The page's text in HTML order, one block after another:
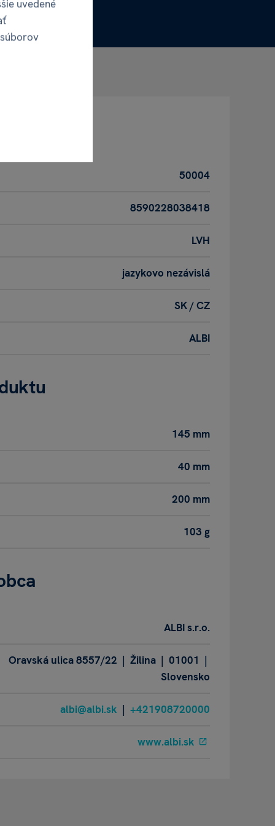
50004
8590228038418
LVH
jazykovo nezávislá
SK / CZ
ALBI
145 mm
40 mm
200 mm
103 g
ALBI s.r.o.
Oravská ulica 8557/22 | Žilina | 01001 |
Slovensko
albi@albi.sk | +421908720000
www.albi.sk
uvedené